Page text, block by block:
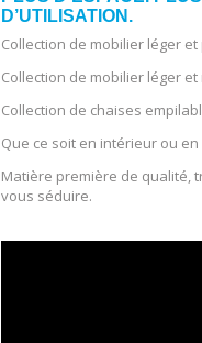
D’UTILISATION.
Collection de mobilier léger
Collection de mobilier léger
Collection de chaises
Que ce soit en intérieur ou
Matière première de qualité,
vous séduire.